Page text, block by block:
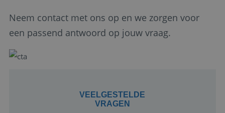
Neem contact met ons op en we zorgen voor
een passend antwoord op jouw vraag.
VEELGESTELDE
VRAGEN